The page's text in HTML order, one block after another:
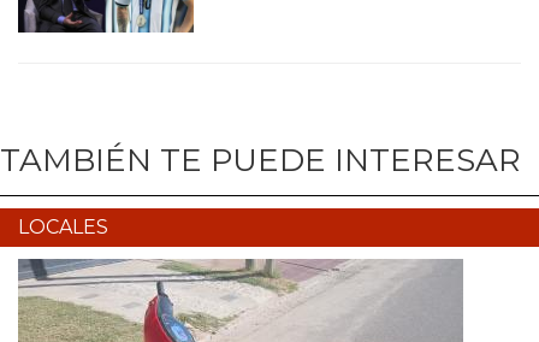
TAMBIÉN TE PUEDE INTERESAR
LOCALES